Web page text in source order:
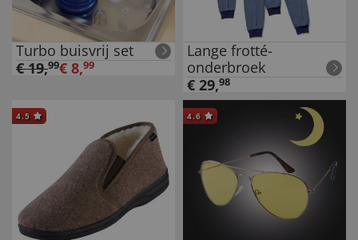
Turbo buisvrij set
€19,99€ 8,99
Lange frotté-
onderbroek
€ 29,98
4.5 4.6